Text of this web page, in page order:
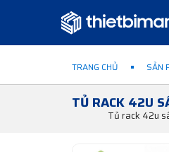
TRANG CHỦ SẢN
TỦ RACK 42U
Tủ rack 42u